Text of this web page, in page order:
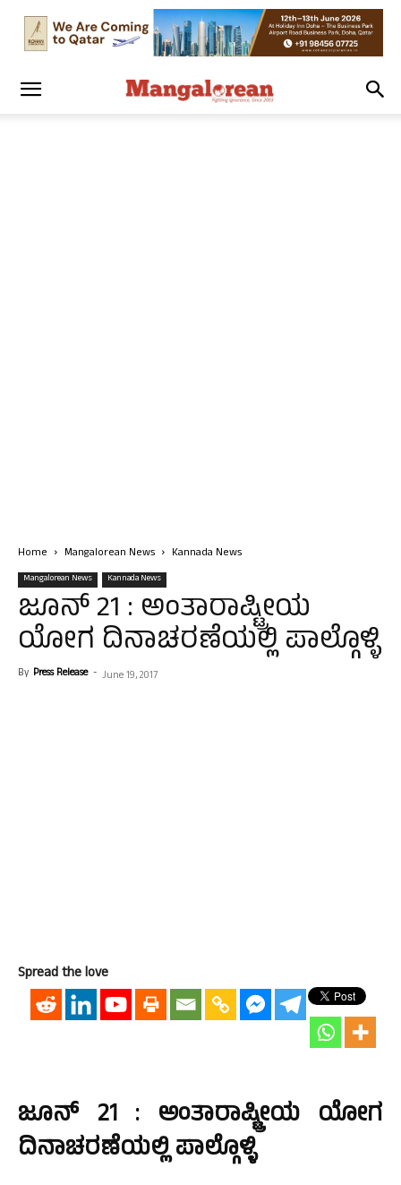
Home Mangalorean News Kannada News
Mangalorean News Kannada News
ಜೂನ್ 21 : ಅಂತಾರಾಷ್ಟ್ರೀಯ
ಯೋಗ ದಿನಾಚರಣೆಯಲ್ಲಿ ಪಾಲ್ಗೊಳ್ಳಿ
By Press Release - June 19, 2017
Spread the love
ಜೂನ್ 21 : ಅಂತಾರಾಷ್ಟ್ರೀಯ ಯೋಗ
ದಿನಾಚರಣೆಯಲ್ಲಿ ಪಾಲ್ಗೊಳ್ಳಿ